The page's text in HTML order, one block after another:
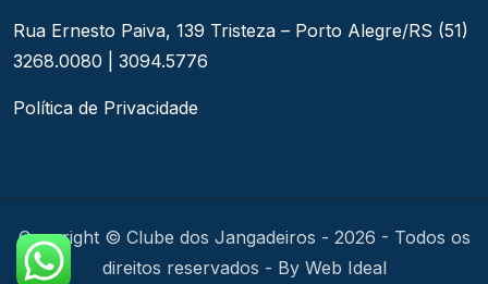
Rua Ernesto Paiva, 139 Tristeza – Porto Alegre/RS (51)
3268.0080 | 3094.5776
Política de Privacidade
Copyright © Clube dos Jangadeiros - 2026 - Todos os
direitos reservados - By Web Ideal